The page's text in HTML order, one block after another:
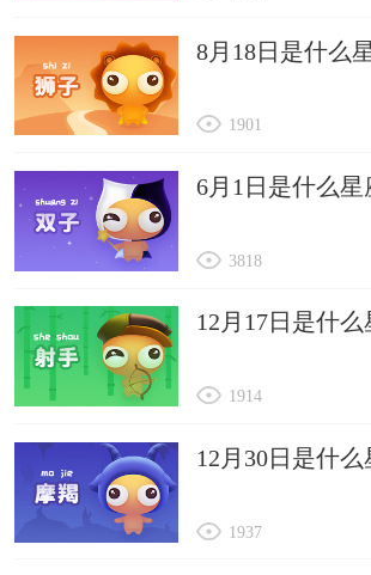
8月18日是什么
1901
6月1日是什么星
3818
12月17日是什么
1914
12月30日是什么
1937